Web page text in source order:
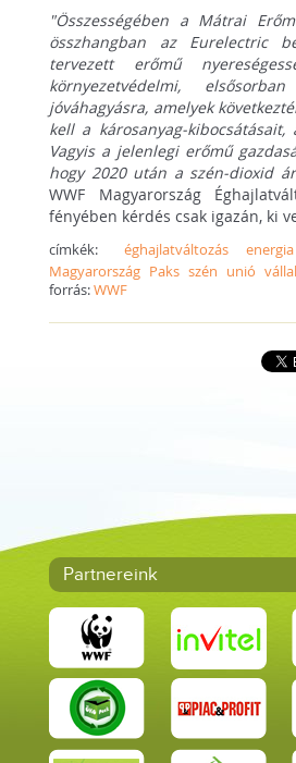
"Összességében a Mátrai
összhangban az Eurelectric
tervezett erőmű
környezetvédelmi,
jóváhagyásra, amelyek
kell a károsanyag-
Vagyis a jelenlegi erőmű
hogy 2020 után a szén-dioxid
WWF Magyarország
fényében kérdés csak igazán, ki
címkék: éghajlatváltozás energia
Magyarország Paks szén unió
forrás:WWF
Partnereink